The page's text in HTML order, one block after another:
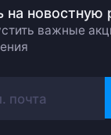
на новостную
важные